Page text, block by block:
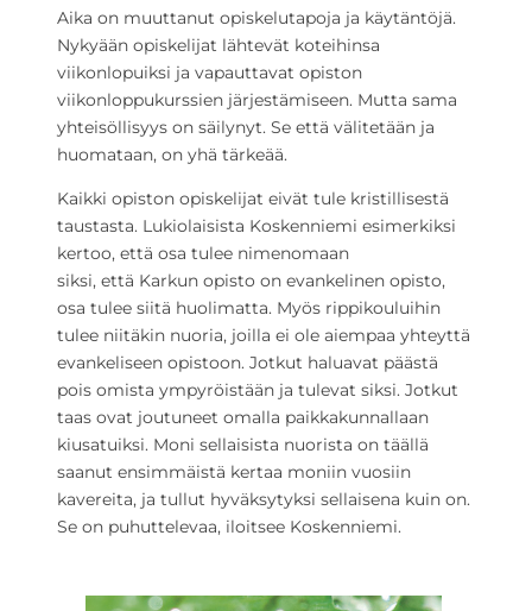
Aika on muuttanut opiskelutapoja ja käytäntöjä.
Nykyään opiskelijat lähtevät koteihinsa
viikonlopuiksi ja vapauttavat opiston
viikonloppukurssien järjestämiseen. Mutta sama
yhteisöllisyys on säilynyt. Se että välitetään ja
huomataan, on yhä tärkeää.
Kaikki opiston opiskelijat eivät tule kristillisestä
taustasta. Lukiolaisista Koskenniemi esimerkiksi
kertoo, että osa tulee nimenomaan
siksi, että Karkun opisto on evankelinen opisto,
osa tulee siitä huolimatta. Myös rippikouluihin
tulee niitäkin nuoria, joilla ei ole aiempaa yhteyttä
evankeliseen opistoon. Jotkut haluavat päästä
pois omista ympyröistään ja tulevat siksi. Jotkut
taas ovat joutuneet omalla paikkakunnallaan
kiusatuiksi. Moni sellaisista nuorista on täällä
saanut ensimmäistä kertaa moniin vuosiin
kavereita, ja tullut hyväksytyksi sellaisena kuin on.
Se on puhuttelevaa, iloitsee Koskenniemi.